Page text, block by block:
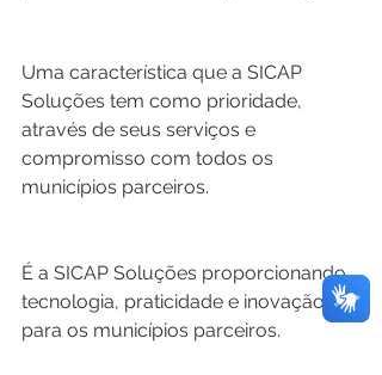
Uma característica que a SICAP
Soluções tem como prioridade,
através de seus serviços e
compromisso com todos os
municípios parceiros.
É a SICAP Soluções proporcionando
tecnologia, praticidade e inovação
para os municípios parceiros.